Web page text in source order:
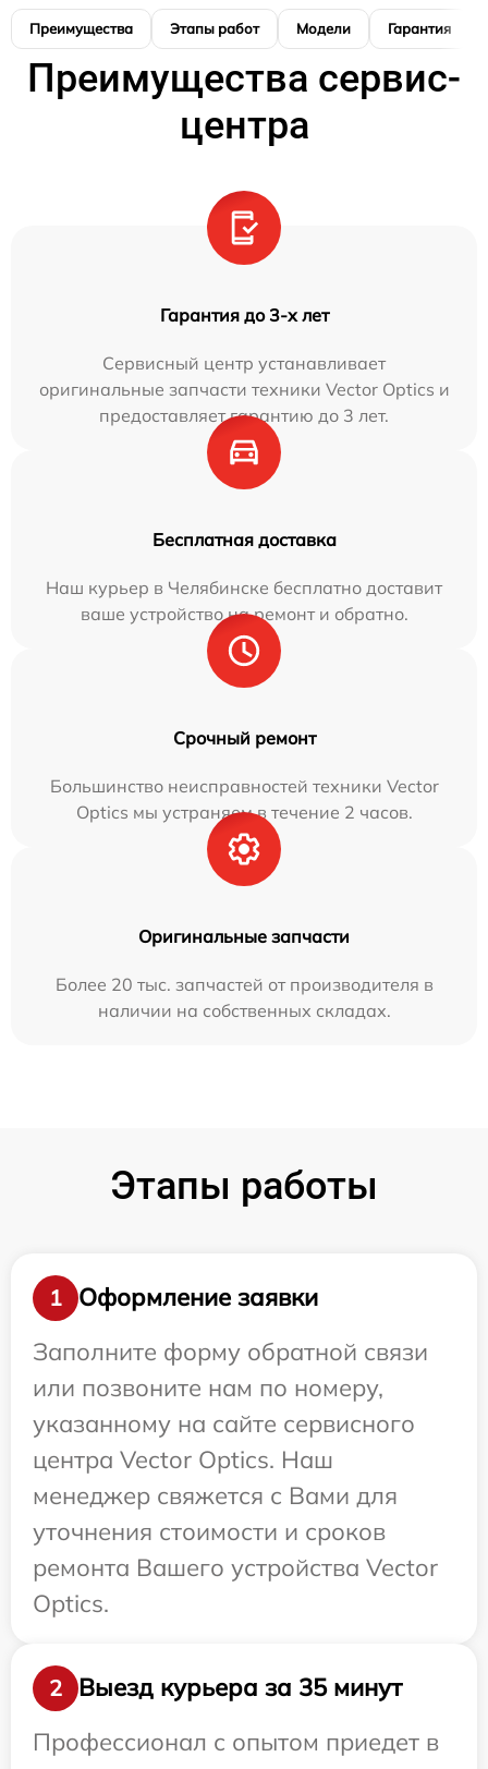
Преимущества Этапы работ Модели Гарантия
Преимущества сервис-
центра
Гарантия до 3-х лет
Сервисный центр устанавливает
оригинальные запчасти техники Vector Optics и
предоставляет гарантию до 3 лет.
Бесплатная доставка
Наш курьер в Челябинске бесплатно доставит
ваше устройство на ремонт и обратно.
Срочный ремонт
Большинство неисправностей техники Vector
Optics мы устраняем в течение 2 часов.
Оригинальные запчасти
Более 20 тыс. запчастей от производителя в
наличии на собственных складах.
Этапы работы
1
Оформление заявки
Заполните форму обратной связи
или позвоните нам по номеру,
указанному на сайте сервисного
центра Vector Optics. Наш
менеджер свяжется с Вами для
уточнения стоимости и сроков
ремонта Вашего устройства Vector
Optics.
2
Выезд курьера за 35 минут
Профессионал с опытом приедет в